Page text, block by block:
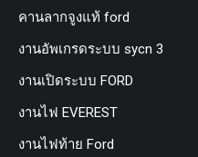
คานลากจูงแท้ ford
งานอัพเกรดระบบ sycn 3
งานเปิดระบบ FORD
งานไฟ EVEREST
งานไฟท้าย Ford